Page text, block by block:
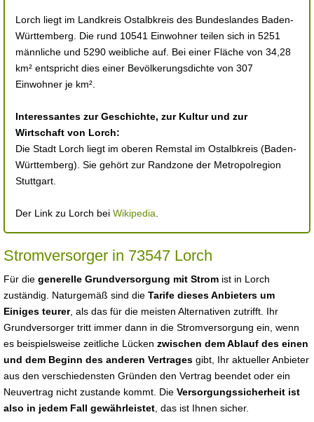
Lorch liegt im Landkreis Ostalbkreis des Bundeslandes Baden-
Württemberg. Die rund 10541 Einwohner teilen sich in 5251
männliche und 5290 weibliche auf. Bei einer Fläche von 34,28
km² entspricht dies einer Bevölkerungsdichte von 307
Einwohner je km².
Interessantes zur Geschichte, zur Kultur und zur
Wirtschaft von Lorch:
Die Stadt Lorch liegt im oberen Remstal im Ostalbkreis (Baden-
Württemberg). Sie gehört zur Randzone der Metropolregion
Stuttgart.
Der Link zu Lorch bei Wikipedia
Stromversorger in 73547 Lorch
Für die generelle Grundversorgung mit Strom ist in Lorch
zuständig. Naturgemäß sind die Tarife dieses Anbieters um
Einiges teurer, als das für die meisten Alternativen zutrifft. Ihr
Grundversorger tritt immer dann in die Stromversorgung ein, wenn
es beispielsweise zeitliche Lücken zwischen dem Ablauf des einen
und dem Beginn des anderen Vertrages gibt, Ihr aktueller Anbieter
aus den verschiedensten Gründen den Vertrag beendet oder ein
Neuvertrag nicht zustande kommt. Die Versorgungssicherheit ist
also in jedem Fall gewährleistet , das ist Ihnen sicher.